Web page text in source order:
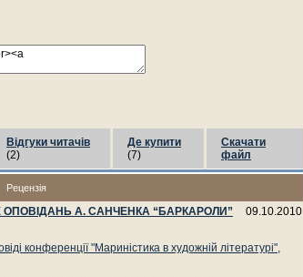
Відгуки читачів
(2)
Де купити
(7)
Скачати
файл
Рецензія
09.10.2010
ОПОВІДАНЬ А. САНЧЕНКА “БАРКАРОЛИ”
конференції "Мариністика в художній літературі",